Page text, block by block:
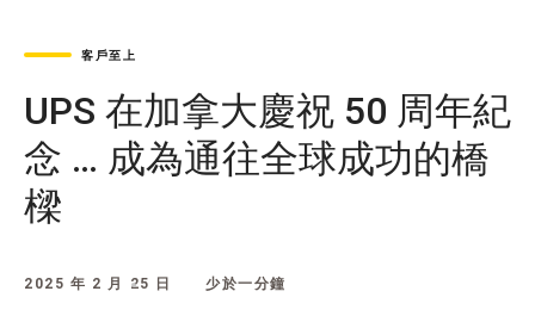
客戶至上
UPS 在加拿大慶祝 50 周年紀
念 … 成為通往全球成功的橋
樑
2025 年 2 月 25 日 少於一分鐘